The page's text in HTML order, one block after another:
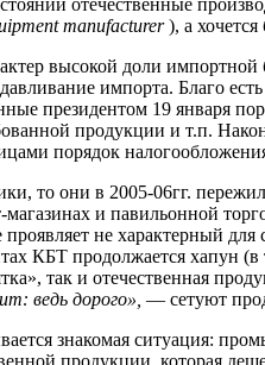
отечественные
manufacturer), а хочется
высокой доли
импорта. Благо
президентом 19 января
продукции и т.п.
порядок
то они в 2005-06гг.
и павильонной
проявляет не характерный
КБТ продолжается хапун (в
так и отечественная
ведь дорого», — сетуют
знакомая ситуация: